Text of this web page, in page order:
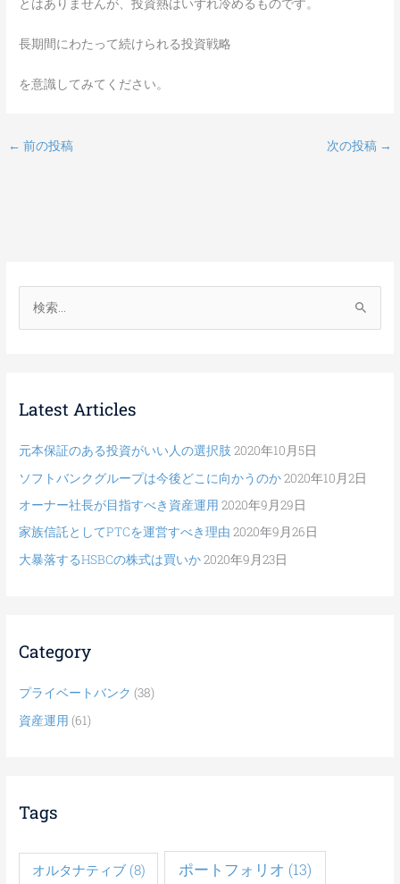
とはありませんが、投資熱はいずれ冷めるものです。
長期間にわたって続けられる投資戦略
を意識してみてください。
← 前の投稿 次の投稿 →
索
:Latest Articles
元本保証のある投資がいい人の選択肢 2020年10月5日
ソフトバンクグループは今後どこに向かうのか2020年10月2日
オーナー社長が目指すべき資産運用 2020年9月29日
家族信託としてPTCを運営すべき理由 2020年9月26日
大暴落するHSBCの株式は買いか2020年9月23日
Category
プライベートバンク (38)
資産運用 (61)
Tags
オルタナティブ(8) ポートフォリオ (13)